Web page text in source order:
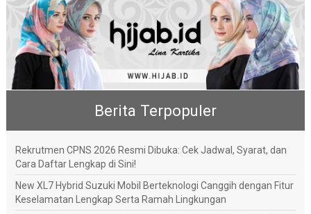
Berita Terpopuler
Rekrutmen CPNS 2026 Resmi Dibuka: Cek Jadwal, Syarat, dan
Cara Daftar Lengkap di Sini!
New XL7 Hybrid Suzuki Mobil Berteknologi Canggih dengan Fitur
Keselamatan Lengkap Serta Ramah Lingkungan